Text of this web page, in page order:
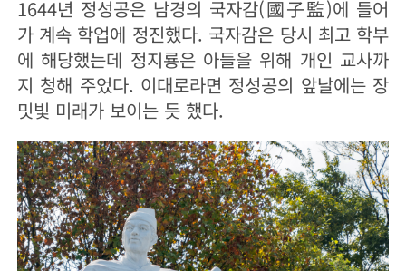
1644년 정성공은 남경의 국자감(國子監)에 들어
가 계속 학업에 정진했다. 국자감은 당시 최고 학부
에 해당했는데 정지룡은 아들을 위해 개인 교사까
지 청해 주었다. 이대로라면 정성공의 앞날에는 장
밋빛 미래가 보이는 듯 했다.